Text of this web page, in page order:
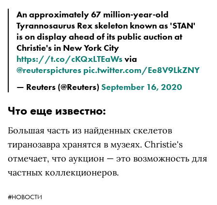
An approximately 67 million-year-old
Tyrannosaurus Rex skeleton known as 'STAN'
is on display ahead of its public auction at
Christie's in New York City
https://t.co/cKQxLTEaWsvia
@reuterspictures pic.twitter.com/Ee8V9LkZNY
— Reuters (@Reuters) September 16, 2020
Что еще известно:
Большая часть из найденных скелетов
тиранозавра хранятся в музеях. Christie's
отмечает, что аукцион — это возможность для
частных коллекционеров.
#НОВОСТИ